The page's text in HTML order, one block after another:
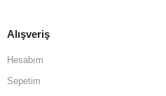
Alışveriş
Hesabım
Sepetim